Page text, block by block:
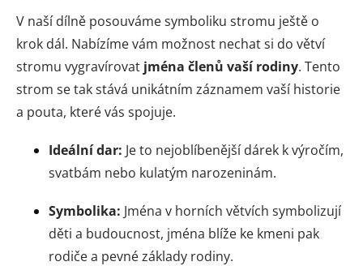
V naší dílně posouváme symboliku stromu ještě o
krok dál. Nabízíme vám možnost nechat si do větví
stromu vygravírovat jména členů vaší rodiny. Tento
strom se tak stává unikátním záznamem vaší historie
a pouta, které vás spojuje.
Ideální dar: Je to nejoblíbenější dárek k výročím,
svatbám nebo kulatým narozeninám.
Symbolika: Jména v horních větvích symbolizují
děti a budoucnost, jména blíže ke kmeni pak
rodiče a pevné základy rodiny.